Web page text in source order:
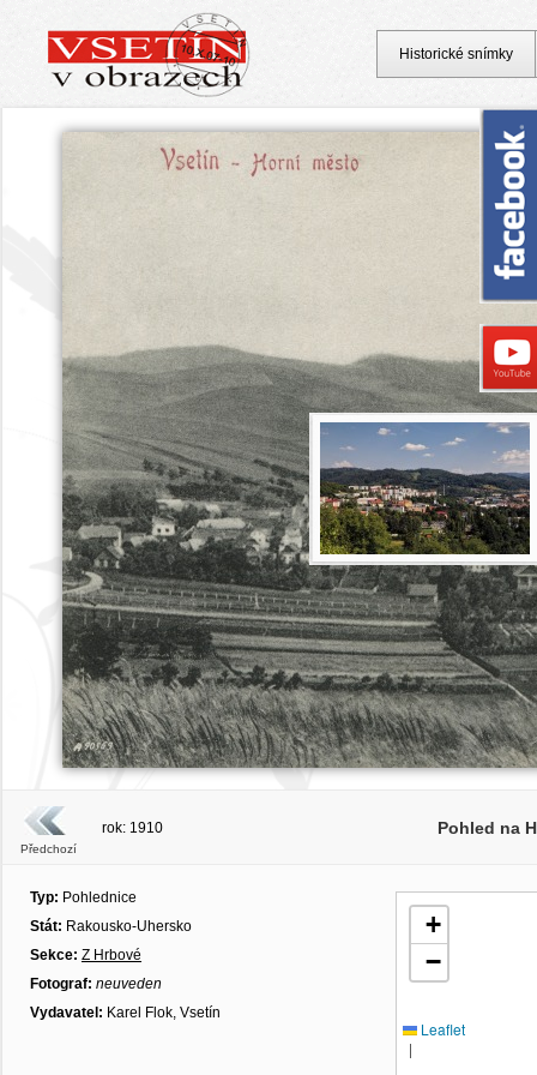
Předchozí
rok: 1910 Pohled na
Typ: Pohlednice
Stát: Rakousko-Uhersko
Sekce: Z Hrbové
Fotograf: neuveden
Vydavatel: Karel Flok, Vsetín
+
−
Leaflet
|
Historické snímky